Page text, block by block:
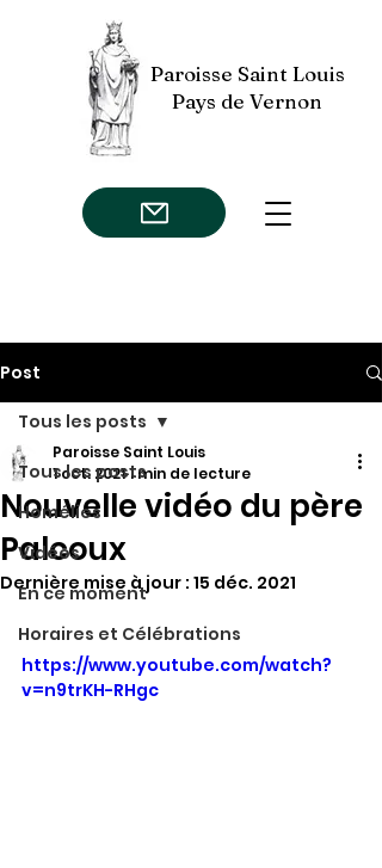
Paroisse Saint Louis
Pays de Vernon
Post
Tous les posts
Homélies
Vidéos
En ce moment
Horaires et Célébrations
Tous les posts
Nouvelle vidéo du père
Palcoux
Paroisse Saint Louis
1 oct. 20211 min de lecture
Dernière mise à jour : 15 déc. 2021
https://www.youtube.com/watch?
v=n9trKH-RHgc